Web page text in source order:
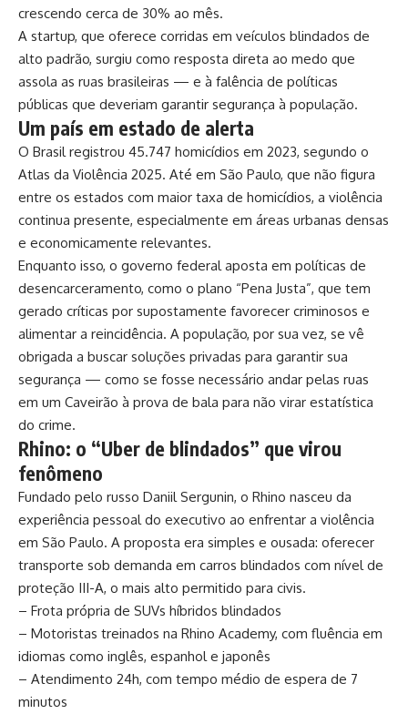
crescendo cerca de 30% ao mês.
A startup, que oferece corridas em veículos blindados de
alto padrão, surgiu como resposta direta ao medo que
assola as ruas brasileiras — e à falência de políticas
públicas que deveriam garantir segurança à população.
Um país em estado de alerta
O Brasil registrou 45.747 homicídios em 2023, segundo o
Atlas da Violência 2025. Até em São Paulo, que não figura
entre os estados com maior taxa de homicídios, a violência
continua presente, especialmente em áreas urbanas densas
e economicamente relevantes.
Enquanto isso, o governo federal aposta em políticas de
desencarceramento, como o plano “Pena Justa”, que tem
gerado críticas por supostamente favorecer criminosos e
alimentar a reincidência. A população, por sua vez, se vê
obrigada a buscar soluções privadas para garantir sua
segurança — como se fosse necessário andar pelas ruas
em um Caveirão à prova de bala para não virar estatística
do crime.
Rhino: o “Uber de blindados” que virou
fenômeno
Fundado pelo russo Daniil Sergunin, o Rhino nasceu da
experiência pessoal do executivo ao enfrentar a violência
em São Paulo. A proposta era simples e ousada: oferecer
transporte sob demanda em carros blindados com nível de
proteção III-A, o mais alto permitido para civis.
– Frota própria de SUVs híbridos blindados
– Motoristas treinados na Rhino Academy, com fluência em
idiomas como inglês, espanhol e japonês
– Atendimento 24h, com tempo médio de espera de 7
minutos